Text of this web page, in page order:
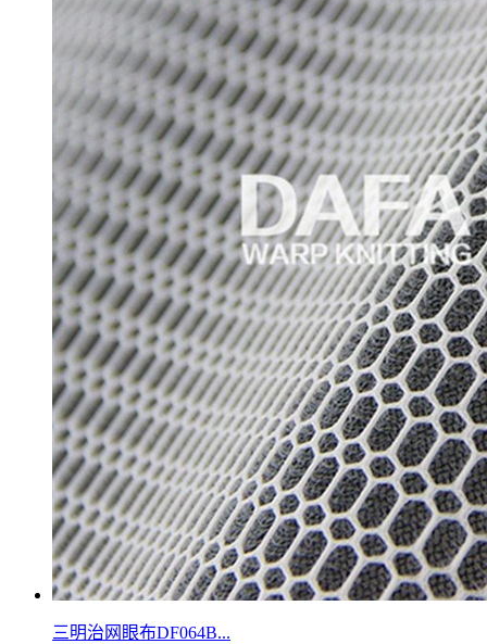
三明治网眼布DF064B...